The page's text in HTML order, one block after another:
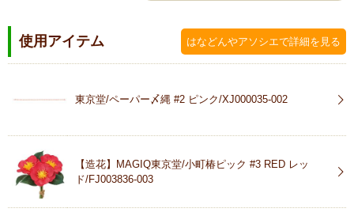
使用アイテム はなどんやアソシエで詳細を見る
東京堂/ペーパー〆縄 #2 ピンク/XJ000035-002
【造花】MAGIQ東京堂/小町椿ピック #3 RED レッ
ド/FJ003836-003